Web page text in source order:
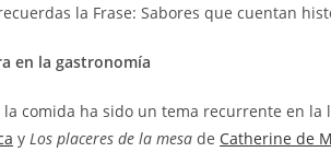
la Frase: Sabores que cuentan
en la gastronomía
comida ha sido un tema recurrente en la
y Los placeres de la mesa de Catherine de